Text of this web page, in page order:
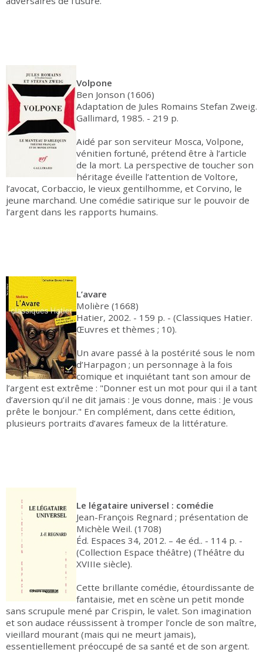
Volpone
Ben Jonson (1606)
Adaptation de Jules Romains Stefan Zweig.
Gallimard, 1985. - 219 p.
Aidé par son serviteur Mosca, Volpone,
vénitien fortuné, prétend être à l’article
de la mort. La perspective de toucher son
héritage éveille l’attention de Voltore,
l’avocat, Corbaccio, le vieux gentilhomme, et Corvino, le
jeune marchand. Une comédie satirique sur le pouvoir de
l’argent dans les rapports humains.
L’avare
Molière (1668)
Hatier, 2002. - 159 p. - (Classiques Hatier.
Œuvres et thèmes ; 10).
Un avare passé à la postérité sous le nom
d’Harpagon ; un personnage à la fois
comique et inquiétant tant son amour de
l’argent est extrême : "Donner est un mot pour qui il a tant
d’aversion qu’il ne dit jamais : Je vous donne, mais : Je vous
prête le bonjour." En complément, dans cette édition,
plusieurs portraits d’avares fameux de la littérature.
Le légataire universel : comédie
Jean-François Regnard ; présentation de
Michèle Weil. (1708)
Éd. Espaces 34, 2012. – 4e éd.. - 114 p. -
(Collection Espace théâtre) (Théâtre du
XVIIIe siècle).
Cette brillante comédie, étourdissante de
fantaisie, met en scène un petit monde
sans scrupule mené par Crispin, le valet. Son imagination
et son audace réussissent à tromper l’oncle de son maître,
vieillard mourant (mais qui ne meurt jamais),
essentiellement préoccupé de sa santé et de son argent.